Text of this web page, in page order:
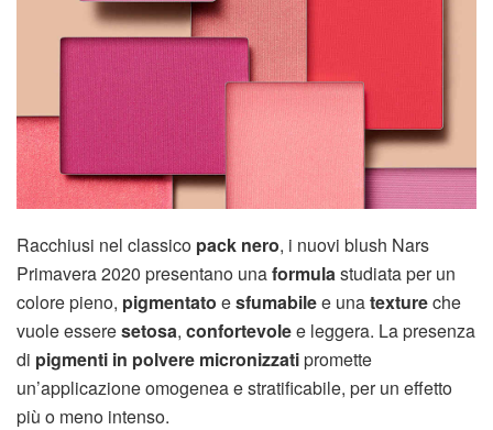
Racchiusi nel classico pack nero, i nuovi blush Nars
Primavera 2020 presentano unaformulastudiata per un
colore pieno, pigmentato esfumabilee unatextureche
vuole esseresetosa, confortevolee leggera. La presenza
di pigmenti in polvere micronizzatipromette
un’applicazione omogenea e stratificabile, per un effetto
più o meno intenso.